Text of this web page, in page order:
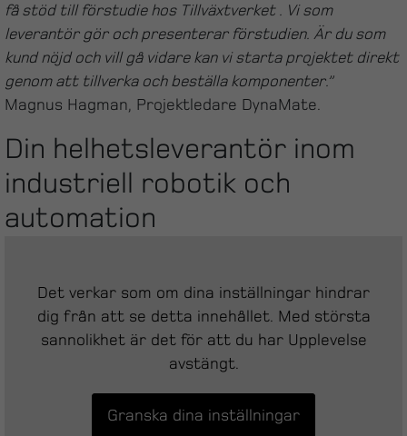
få stöd till förstudie hos Tillväxtverket . Vi som
leverantör gör och presenterar förstudien. Är du som
kund nöjd och vill gå vidare kan vi starta projektet direkt
genom att tillverka och beställa komponenter.”
Magnus Hagman, Projektledare DynaMate.
Din helhetsleverantör inom
industriell robotik och
automation
Utifrån dina specifika behov levererar vi en
skräddarsydd lösning för att effektivisera din
produktion – En investering som i snitt är betald inom
Se när Magnus berättar hur vi effektiviserar
Det verkar som om dina inställningar hindrar
dig från att se detta innehållet. Med största
sannolikhet är det för att du har Upplevelse
avstängt.
Granska dina inställningar
Det verkar som om dina inställningar hindrar
dig från att se detta innehållet. Med största
sannolikhet är det för att du har Upplevelse
avstängt.
Granska dina inställningar